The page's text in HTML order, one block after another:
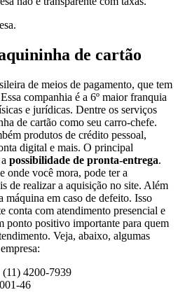
de cartão
de meios de pagamento, que tem
companhia é a 6º maior franquia
e jurídicas. Dentre os serviços
de cartão como seu carro-chefe.
produtos de crédito pessoal,
digital e mais. O principal
possibilidade de pronta-entrega.
onde você mora, pode ter a
de realizar a aquisição no site. Além
máquina em caso de defeito. Isso
conta com atendimento presencial e
ponto positivo importante para quem
Veja, abaixo, algumas
(11) 4200-7939
46